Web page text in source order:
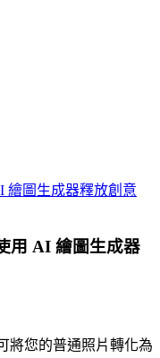
繪圖生成器釋放創意
用 AI 繪圖生成器
將您的普通照片轉化為